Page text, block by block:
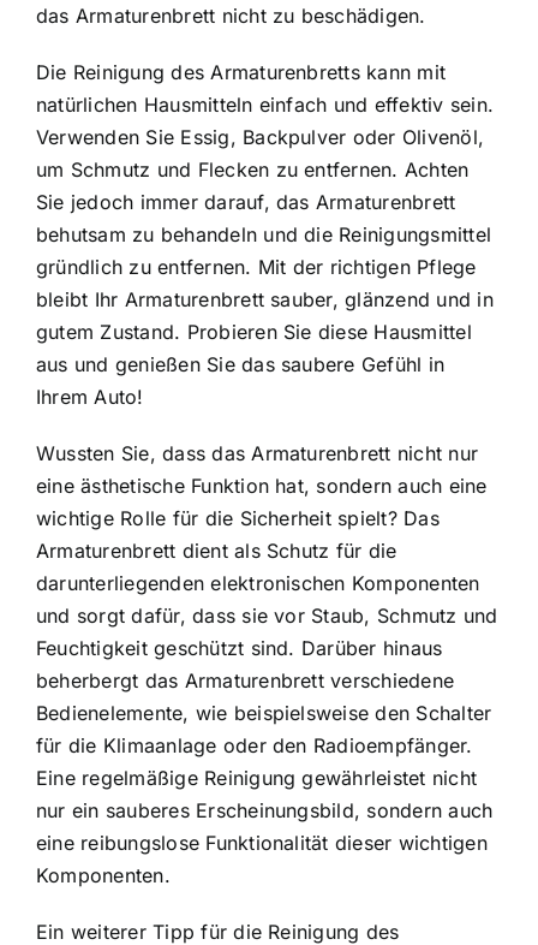
das Armaturenbrett nicht zu beschädigen.
Die Reinigung des Armaturenbretts kann mit
natürlichen Hausmitteln einfach und effektiv sein.
Verwenden Sie Essig, Backpulver oder Olivenöl,
um Schmutz und Flecken zu entfernen. Achten
Sie jedoch immer darauf, das Armaturenbrett
behutsam zu behandeln und die Reinigungsmittel
gründlich zu entfernen. Mit der richtigen Pflege
bleibt Ihr Armaturenbrett sauber, glänzend und in
gutem Zustand. Probieren Sie diese Hausmittel
aus und genießen Sie das saubere Gefühl in
Ihrem Auto!
Wussten Sie, dass das Armaturenbrett nicht nur
eine ästhetische Funktion hat, sondern auch eine
wichtige Rolle für die Sicherheit spielt? Das
Armaturenbrett dient als Schutz für die
darunterliegenden elektronischen Komponenten
und sorgt dafür, dass sie vor Staub, Schmutz und
Feuchtigkeit geschützt sind. Darüber hinaus
beherbergt das Armaturenbrett verschiedene
Bedienelemente, wie beispielsweise den Schalter
für die Klimaanlage oder den Radioempfänger.
Eine regelmäßige Reinigung gewährleistet nicht
nur ein sauberes Erscheinungsbild, sondern auch
eine reibungslose Funktionalität dieser wichtigen
Komponenten.
Ein weiterer Tipp für die Reinigung des